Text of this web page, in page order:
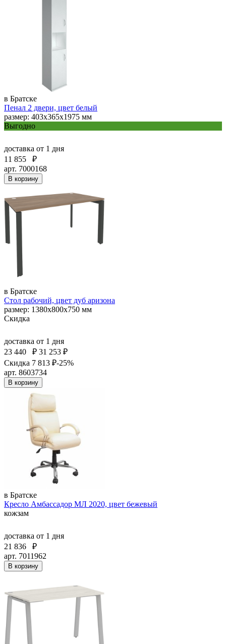
в Братске
Пенал 2 двери, цвет белый
размер: 403х365х1975 мм
Выгодно
доставка от 1 дня
11 855
₽
арт. 7000168
В корзину
в Братске
Стол рабочий, цвет дуб аризона
размер: 1380х800х750 мм
Скидка
доставка от 1 дня
23 440
₽ 31 253 ₽
Скидка 7 813 ₽-25%
арт. 8603734
В корзину
в Братске
Кресло Амбассадор МЛ 2020, цвет бежевый
кожзам
доставка от 1 дня
21 836
₽
арт. 7011962
В корзину